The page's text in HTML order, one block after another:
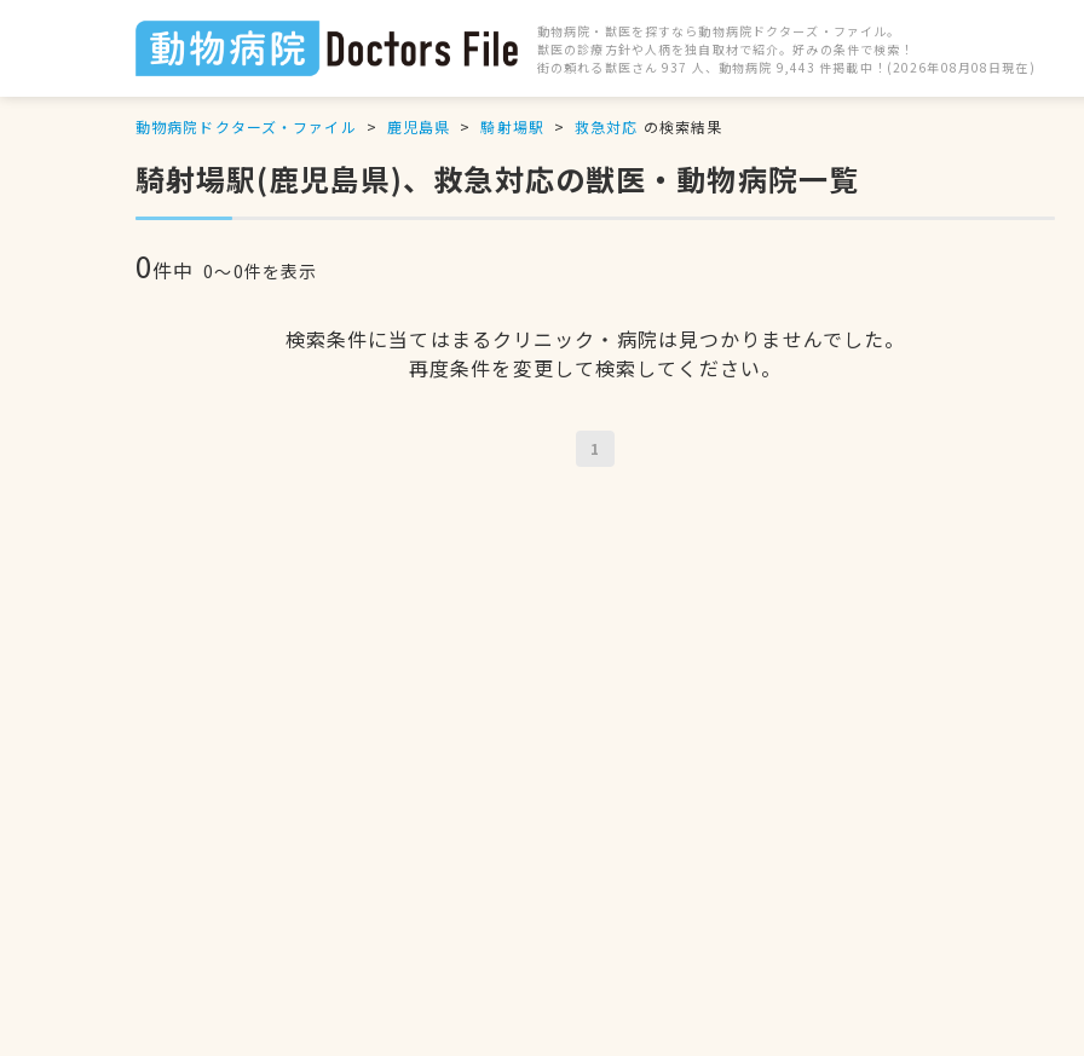
動物病院・獣医を探すなら動物病院ドクターズ・ファイル。
獣医の診療方針や人柄を独自取材で紹介。好みの条件で検索！
街の頼れる獣医さん 937 人、動物病院 9,443 件掲載中！(2026年08月08日現在)
動物病院ドクターズ・ファイル 鹿児島県 騎射場駅 救急対応 の検索結果
騎射場駅(鹿児島県)、救急対応の獣医・動物病院一覧
0件中 0〜0件を表示
検索条件に当てはまるクリニック・病院は見つかりませんでした。
再度条件を変更して検索してください。
1